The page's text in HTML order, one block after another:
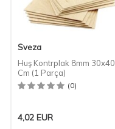
Sveza
Huş Kontrplak 8mm 30x40
Cm (1 Parça)
(0)
4,02 EUR